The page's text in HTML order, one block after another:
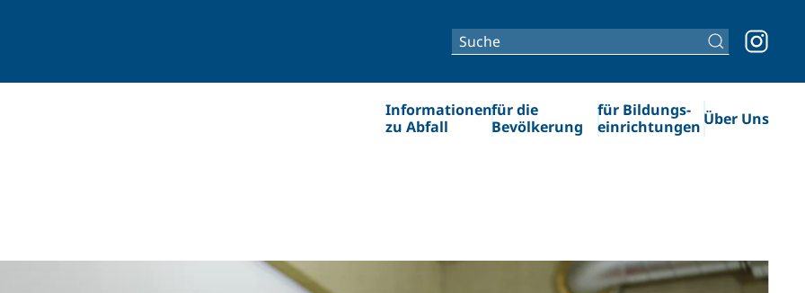
Informationen
zu Abfall
für die
Bevölkerung
für Bildungs­­
einrichtungen Über Uns